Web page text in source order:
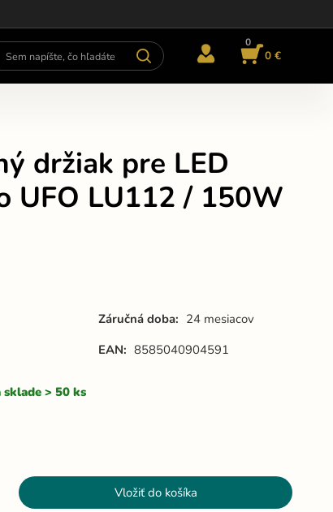
0
0 €
držiak pre LED
UFO LU112 / 150W
Záručná doba: 24 mesiacov
EAN: 8585040904591
sklade > 50 ks